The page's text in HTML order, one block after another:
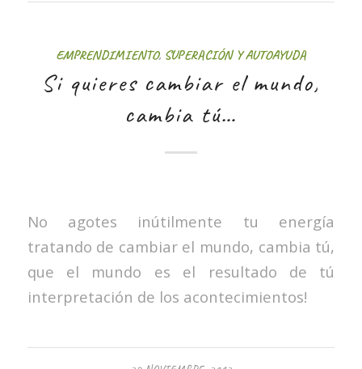
EMPRENDIMIENTO, SUPERACIÓN Y AUTOAYUDA
Si quieres cambiar el mundo,
cambia tú…
No agotes inútilmente tu energía
tratando de cambiar el mundo, cambia tú,
que el mundo es el resultado de tú
interpretación de los acontecimientos!